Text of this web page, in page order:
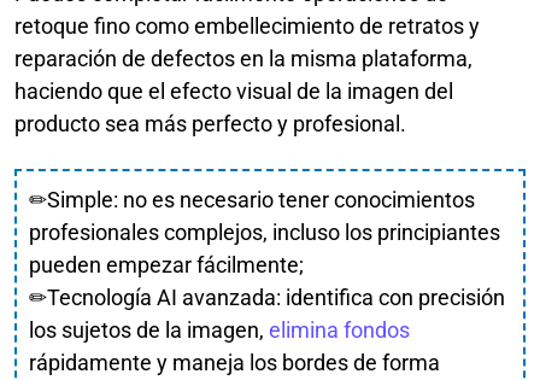
retoque fino como embellecimiento de retratos y
reparación de defectos en la misma plataforma,
haciendo que el efecto visual de la imagen del
producto sea más perfecto y profesional.
✏Simple: no es necesario tener conocimientos
profesionales complejos, incluso los principiantes
pueden empezar fácilmente;
✏Tecnología AI avanzada: identifica con precisión
los sujetos de la imagen, elimina fondos
rápidamente y maneja los bordes de forma